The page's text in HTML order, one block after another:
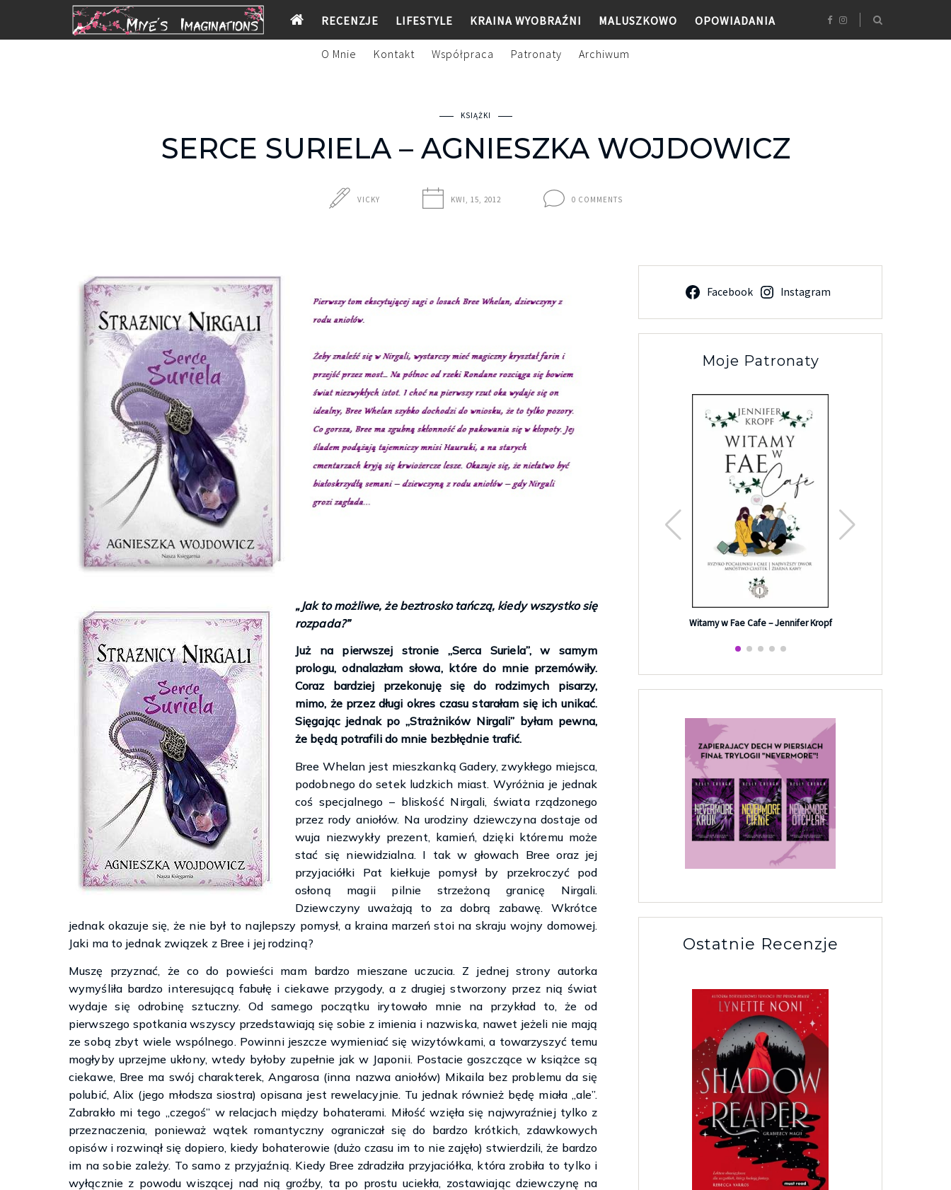
RECENZJE LIFESTYLE KRAINA WYOBRAŹNI MALUSZKOWO OPOWIADANIA
O Mnie Kontakt Współpraca Patronaty Archiwum
KSIĄŻKI
SERCE SURIELA – AGNIESZKA WOJDOWICZ
VICKY KWI, 15, 2012 0 COMMENTS
„Jak to możliwe, że beztrosko tańczą, kiedy wszystko się
rozpada?”
Już na pierwszej stronie „Serca Suriela”, w samym
prologu, odnalazłam słowa, które do mnie przemówiły.
Coraz bardziej przekonuję się do rodzimych pisarzy,
mimo, że przez długi okres czasu starałam się ich unikać.
Sięgając jednak po „Strażników Nirgali” byłam pewna,
że będą potrafili do mnie bezbłędnie trafić.
Bree Whelan jest mieszkanką Gadery, zwykłego miejsca,
podobnego do setek ludzkich miast. Wyróżnia je jednak
coś specjalnego – bliskość Nirgali, świata rządzonego
przez rody aniołów. Na urodziny dziewczyna dostaje od
wuja niezwykły prezent, kamień, dzięki któremu może
stać się niewidzialna. I tak w głowach Bree oraz jej
przyjaciółki Pat kiełkuje pomysł by przekroczyć pod
osłoną magii pilnie strzeżoną granicę Nirgali.
Dziewczyny uważają to za dobrą zabawę. Wkrótce
jednak okazuje się, że nie był to najlepszy pomysł, a kraina marzeń stoi na skraju wojny domowej.
Jaki ma to jednak związek z Bree i jej rodziną?
Muszę przyznać, że co do powieści mam bardzo mieszane uczucia. Z jednej strony autorka
wymyśliła bardzo interesującą fabułę i ciekawe przygody, a z drugiej stworzony przez nią świat
wydaje się odrobinę sztuczny. Od samego początku irytowało mnie na przykład to, że od
pierwszego spotkania wszyscy przedstawiają się sobie z imienia i nazwiska, nawet jeżeli nie mają
ze sobą zbyt wiele wspólnego. Powinni jeszcze wymieniać się wizytówkami, a towarzyszyć temu
mogłyby uprzejme ukłony, wtedy byłoby zupełnie jak w Japonii. Postacie goszczące w książce są
ciekawe, Bree ma swój charakterek, Angarosa (inna nazwa aniołów) Mikaila bez problemu da się
polubić, Alix (jego młodsza siostra) opisana jest rewelacyjnie. Tu jednak również będę miała „ale”.
Zabrakło mi tego „czegoś” w relacjach między bohaterami. Miłość wzięła się najwyraźniej tylko z
przeznaczenia, ponieważ wątek romantyczny ograniczał się do bardzo krótkich, zdawkowych
opisów i rozwinął się dopiero, kiedy bohaterowie (dużo czasu im to nie zajęło) stwierdzili, że bardzo
im na sobie zależy. To samo z przyjaźnią. Kiedy Bree zdradziła przyjaciółka, która zrobiła to tylko i
wyłącznie z powodu wiszącej nad nią groźby, ta po prostu uciekła, zostawiając dziewczynę na
Facebook Instagram
Moje Patronaty
Księgarnie i kościopył – Travis Baldree
Witamy w Fae Cafe – Jennifer Kropf
Ostatnie Recenzje